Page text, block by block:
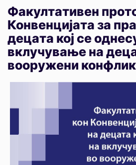
Факултативен
Конвенцијата за
децата кој се
вклучување на
вооружени